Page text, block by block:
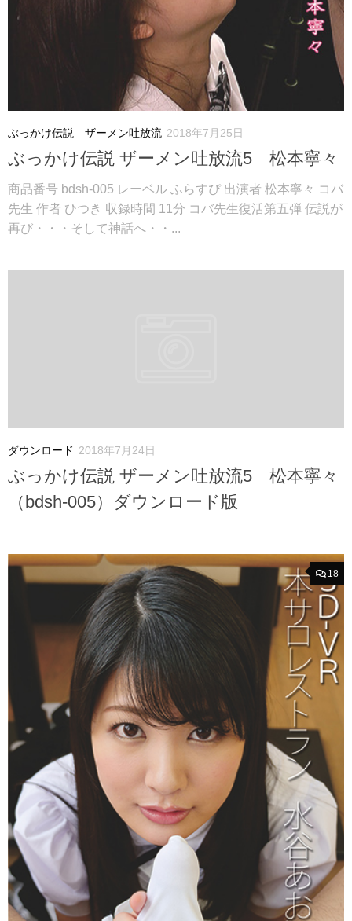
ぶっかけ伝説 ザーメン吐放流 2018年7月25日
ぶっかけ伝説 ザーメン吐放流5 松本寧々
商品番号 bdsh-005 レーベル ふらすぴ 出演者 松本寧々 コバ
先生 作者 ひつき 収録時間 11分 コバ先生復活第五弾 伝説が
再び・・・そして神話へ・・...
ダウンロード 2018年7月24日
ぶっかけ伝説 ザーメン吐放流5 松本寧々
（bdsh-005）ダウンロード版
18